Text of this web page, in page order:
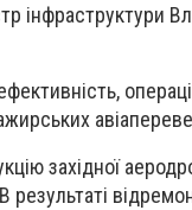
інфраструктури
західної
результаті